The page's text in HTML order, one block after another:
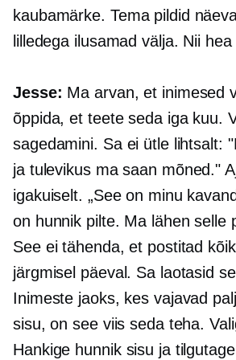
kaubamärke. Tema pildid
lilledega ilusamad välja. Nii
Jesse: Ma arvan, et inimesed
õppida, et teete seda iga kuu.
sagedamini. Sa ei ütle lihtsalt:
ja tulevikus ma saan mõned."
igakuiselt. „See on minu
on hunnik pilte. Ma lähen selle
See ei tähenda, et postitad
järgmisel päeval. Sa laotasid
Inimeste jaoks, kes vajavad
sisu, on see viis seda teha.
Hankige hunnik sisu ja